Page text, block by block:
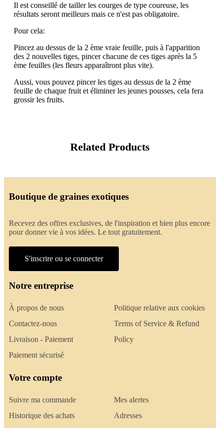
Il est conseillé de tailler les courges de type coureuse, les
résultats seront meilleurs mais ce n'est pas obligatoire.
Pour cela:
Pincez au dessus de la 2 ème vraie feuille, puis à l'apparition
des 2 nouvelles tiges, pincer chacune de ces tiges après la 5
ème feuilles (les fleurs apparaîtront plus vite).
Aussi, vous pouvez pincer les tiges au dessus de la 2 ème
feuille de chaque fruit et éliminer les jeunes pousses, cela fera
grossir les fruits.
Related Products
Boutique de graines exotiques
Recevez des offres exclusives, de l'inspiration et bien plus encore
pour donner vie à vos idées. Le tout gratuitement.
S'inscrire ou se connecter
Notre entreprise
À propos de nous
Contactez-nous
Livraison - Paiement
Paiement sécurisé
Politique relative aux cookies
Terms of Service & Refund
Policy
Votre compte
Suivre ma commande
Historique des achats
Mes alertes
Adresses